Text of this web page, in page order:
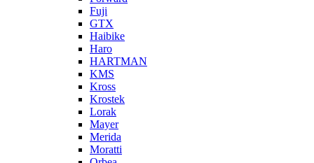
Fuji
GTX
Haibike
Haro
HARTMAN
KMS
Kross
Krostek
Lorak
Mayer
Merida
Moratti